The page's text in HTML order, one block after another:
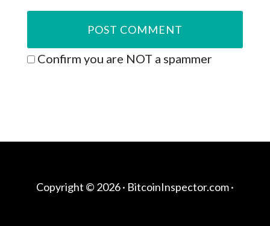
Confirm you are NOT a spammer
Copyright © 2026 · BitcoinInspector.com·